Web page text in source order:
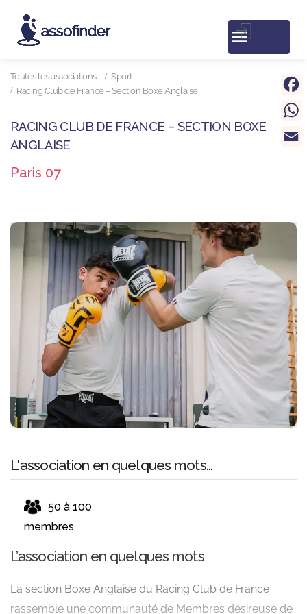
Toutes les associations
Sport
Racing Club de France – Section Boxe Anglaise
RACING CLUB DE FRANCE – SECTION BOXE
L'association en quelques mots...
50 à 100
membres
L’association en quelques mots
La section Boxe Anglaise du Racing Club de France
rassemble une communauté de Membres désireuse de